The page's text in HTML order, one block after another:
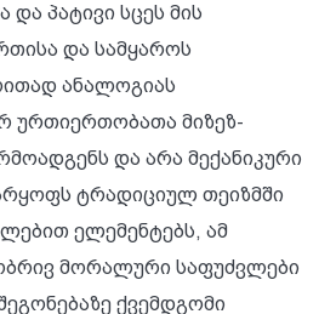
და პატივი სცეს მის
და სამყაროს
ანალოგიას
ურთიერთობათა მიზეზ-
და არა მექანიკური
ტრადიციულ თეიზმში
ელემენტებს, ამ
მორალური საფუძვლები
ქვემდგომი